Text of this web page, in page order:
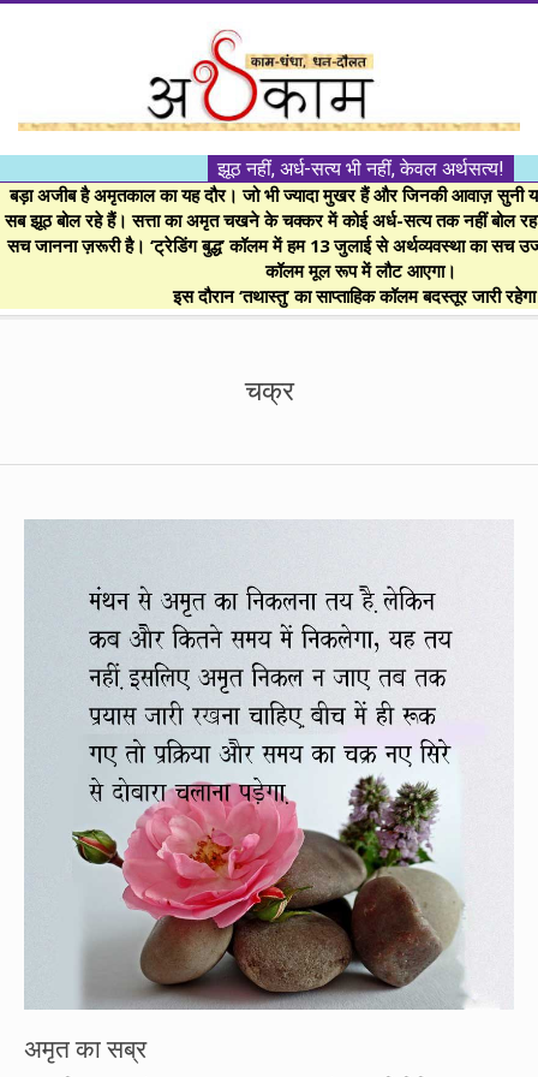
।।
अर्थकाम।।
BE
FINANCIALLY
झूठ नहीं, अर्ध-सत्य भी नहीं, केवल अर्थसत्य!
बड़ा अजीब है अमृतकाल का यह दौर। जो भी ज्यादा मुखर हैं और जिनकी आवाज़ सुनी
सब झूठ बोल रहे हैं। सत्ता का अमृत चखने के चक्कर में कोई अर्ध-सत्य तक नहीं बोल
सच जानना ज़रूरी है। ‘ट्रेडिंग बुद्ध’ कॉलम में हम 13 जुलाई से अर्थव्यवस्था का सच
कॉलम मूल रूप में लौट आएगा।
इस दौरान ‘तथास्तु’ का साप्ताहिक कॉलम बदस्तूर जारी
चक्र
अमृत का सब्र